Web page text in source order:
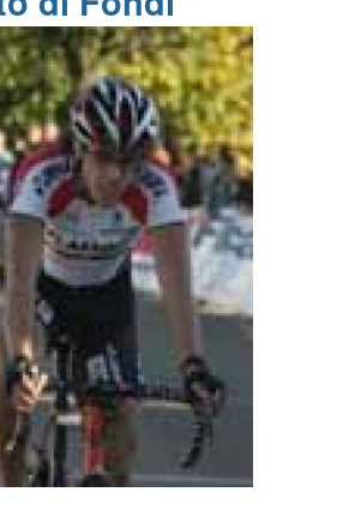
#334 CHARLY